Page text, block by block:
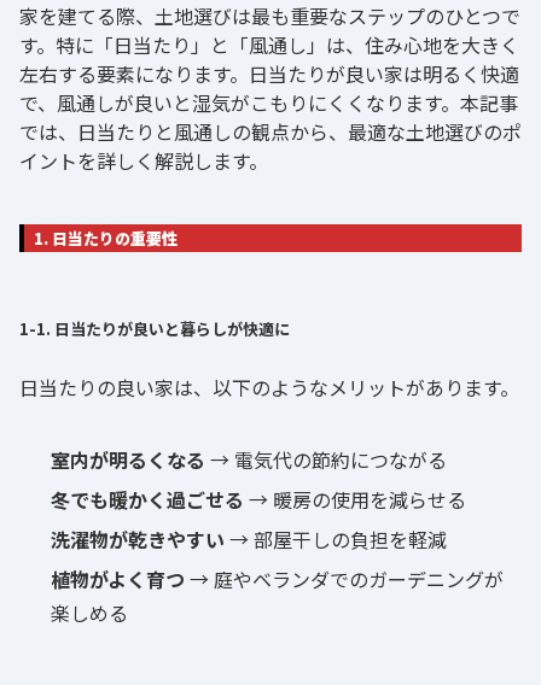
家を建てる際、土地選びは最も重要なステップのひとつで
す。特に「日当たり」と「風通し」は、住み心地を大きく
左右する要素になります。日当たりが良い家は明るく快適
で、風通しが良いと湿気がこもりにくくなります。本記事
では、日当たりと風通しの観点から、最適な土地選びのポ
イントを詳しく解説します。
1. 日当たりの重要性
1-1. 日当たりが良いと暮らしが快適に
日当たりの良い家は、以下のようなメリットがあります。
室内が明るくなる → 電気代の節約につながる
冬でも暖かく過ごせる → 暖房の使用を減らせる
洗濯物が乾きやすい → 部屋干しの負担を軽減
植物がよく育つ → 庭やベランダでのガーデニングが
楽しめる